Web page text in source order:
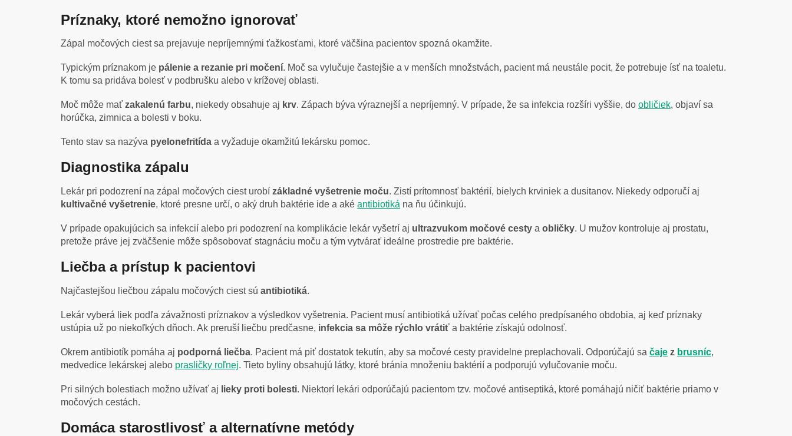
Príznaky, ktoré nemožno ignorovať
Zápal močových ciest sa prejavuje nepríjemnými ťažkosťami, ktoré väčšina pacientov spozná okamžite.
Typickým príznakom je pálenie a rezanie pri močení. Moč sa vylučuje častejšie a v menších množstvách, pacient má neustále pocit, že potrebuje ísť na toaletu.
K tomu sa pridáva bolesť v podbrušku alebo v krížovej oblasti.
Moč môže mať zakalenú farbu, niekedy obsahuje aj krv. Zápach býva výraznejší a nepríjemný. V prípade, že sa infekcia rozšíri vyššie, do obličiek, objaví sa
horúčka, zimnica a bolesti v boku.
Tento stav sa nazýva pyelonefritída a vyžaduje okamžitú lekársku pomoc.
Diagnostika zápalu
Lekár pri podozrení na zápal močových ciest urobí základné vyšetrenie moču. Zistí prítomnosť baktérií, bielych krviniek a dusitanov. Niekedy odporučí aj
kultivačné vyšetrenie, ktoré presne určí, o aký druh baktérie ide a aké antibiotiká na ňu účinkujú.
V prípade opakujúcich sa infekcií alebo pri podozrení na komplikácie lekár vyšetrí aj ultrazvukom močové cesty a obličky. U mužov kontroluje aj prostatu,
pretože práve jej zväčšenie môže spôsobovať stagnáciu moču a tým vytvárať ideálne prostredie pre baktérie.
Liečba a prístup k pacientovi
Najčastejšou liečbou zápalu močových ciest sú antibiotiká.
Lekár vyberá liek podľa závažnosti príznakov a výsledkov vyšetrenia. Pacient musí antibiotiká užívať počas celého predpísaného obdobia, aj keď príznaky
ustúpia už po niekoľkých dňoch. Ak preruší liečbu predčasne, infekcia sa môže rýchlo vrátiť a baktérie získajú odolnosť.
Okrem antibiotík pomáha aj podporná liečba. Pacient má piť dostatok tekutín, aby sa močové cesty pravidelne preplachovali. Odporúčajú sa čaje z brusníc,
medvedice lekárskej alebo prasličky roľnej. Tieto byliny obsahujú látky, ktoré bránia množeniu baktérií a podporujú vylučovanie moču.
Pri silných bolestiach možno užívať aj lieky proti bolesti. Niektorí lekári odporúčajú pacientom tzv. močové antiseptiká, ktoré pomáhajú ničiť baktérie priamo v
močových cestách.
Domáca starostlivosť a alternatívne metódy